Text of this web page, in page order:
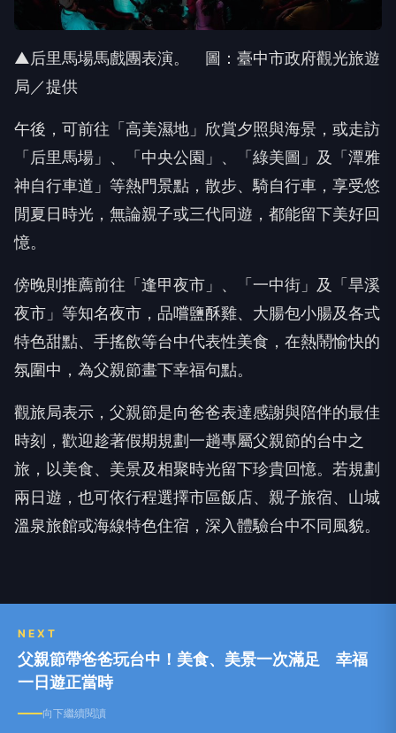
▲后里馬場馬戲團表演。 圖：臺中市政府觀光旅遊
局／提供
午後，可前往「高美濕地」欣賞夕照與海景，或走訪
「后里馬場」、「中央公園」、「綠美圖」及「潭雅
神自行車道」等熱門景點，散步、騎自行車，享受悠
閒夏日時光，無論親子或三代同遊，都能留下美好回
憶。
傍晚則推薦前往「逢甲夜市」、「一中街」及「旱溪
夜市」等知名夜市，品嚐鹽酥雞、大腸包小腸及各式
特色甜點、手搖飲等台中代表性美食，在熱鬧愉快的
氛圍中，為父親節畫下幸福句點。
觀旅局表示，父親節是向爸爸表達感謝與陪伴的最佳
時刻，歡迎趁著假期規劃一趟專屬父親節的台中之
旅，以美食、美景及相聚時光留下珍貴回憶。若規劃
兩日遊，也可依行程選擇市區飯店、親子旅宿、山城
溫泉旅館或海線特色住宿，深入體驗台中不同風貌。
NEXT
父親節帶爸爸玩台中！美食、美景一次滿足 幸福
一日遊正當時
向下繼續閱讀